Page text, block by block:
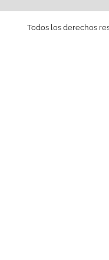
Todos los derechos